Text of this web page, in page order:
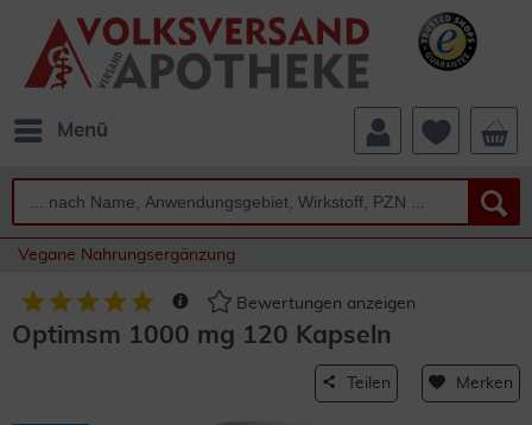
Menü
Vegane Nahrungsergänzung
Bewertungen anzeigen
Optimsm 1000 mg 120 Kapseln
Teilen Merken